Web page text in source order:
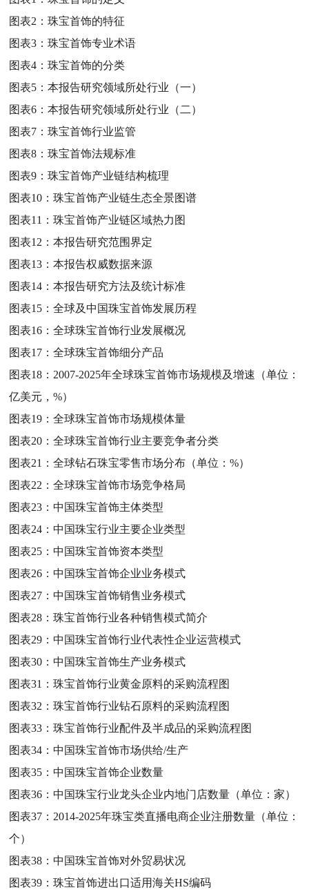
图表2：珠宝首饰的特征
图表3：珠宝首饰专业术语
图表4：珠宝首饰的分类
图表5：本报告研究领域所处行业（一）
图表6：本报告研究领域所处行业（二）
图表7：珠宝首饰行业监管
图表8：珠宝首饰法规标准
图表9：珠宝首饰产业链结构梳理
图表10：珠宝首饰产业链生态全景图谱
图表11：珠宝首饰产业链区域热力图
图表12：本报告研究范围界定
图表13：本报告权威数据来源
图表14：本报告研究方法及统计标准
图表15：全球及中国珠宝首饰发展历程
图表16：全球珠宝首饰行业发展概况
图表17：全球珠宝首饰细分产品
图表18： 2007-2025年全球珠宝首饰市场规模及增速（单位：
亿美元，%）
图表19：全球珠宝首饰市场规模体量
图表20：全球珠宝首饰行业主要竞争者分类
图表21：全球钻石珠宝零售市场分布（单位：%）
图表22：全球珠宝首饰市场竞争格局
图表23：中国珠宝首饰主体类型
图表24：中国珠宝行业主要企业类型
图表25：中国珠宝首饰资本类型
图表26：中国珠宝首饰企业业务模式
图表27：中国珠宝首饰销售业务模式
图表28：珠宝首饰行业各种销售模式简介
图表29：中国珠宝首饰行业代表性企业运营模式
图表30：中国珠宝首饰生产业务模式
图表31：珠宝首饰行业黄金原料的采购流程图
图表32：珠宝首饰行业钻石原料的采购流程图
图表33：珠宝首饰行业配件及半成品的采购流程图
图表34：中国珠宝首饰市场供给/生产
图表35：中国珠宝首饰企业数量
图表36：中国珠宝行业龙头企业内地门店数量（单位：家）
图表37： 2014-2025年珠宝类直播电商企业注册数量（单位：
个）
图表38：中国珠宝首饰对外贸易状况
图表39：珠宝首饰进出口适用海关HS编码